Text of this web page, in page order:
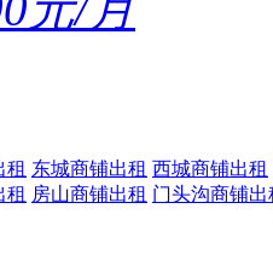
租 东城商铺出租 西城商铺出租
租 房山商铺出租 门头沟商铺出